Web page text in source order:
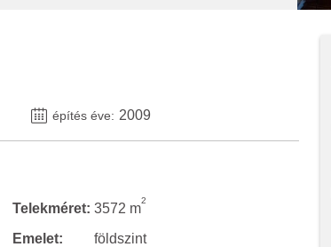
építés éve: 2009
Telekméret: 3572 m
2
Emelet:
földszint